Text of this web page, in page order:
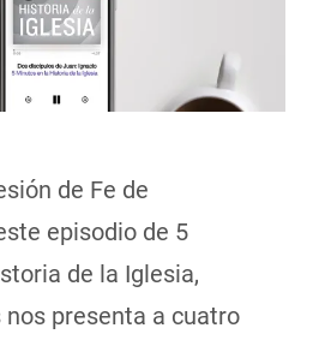
de Fe de
episodio de 5
de la Iglesia,
presenta a cuatro